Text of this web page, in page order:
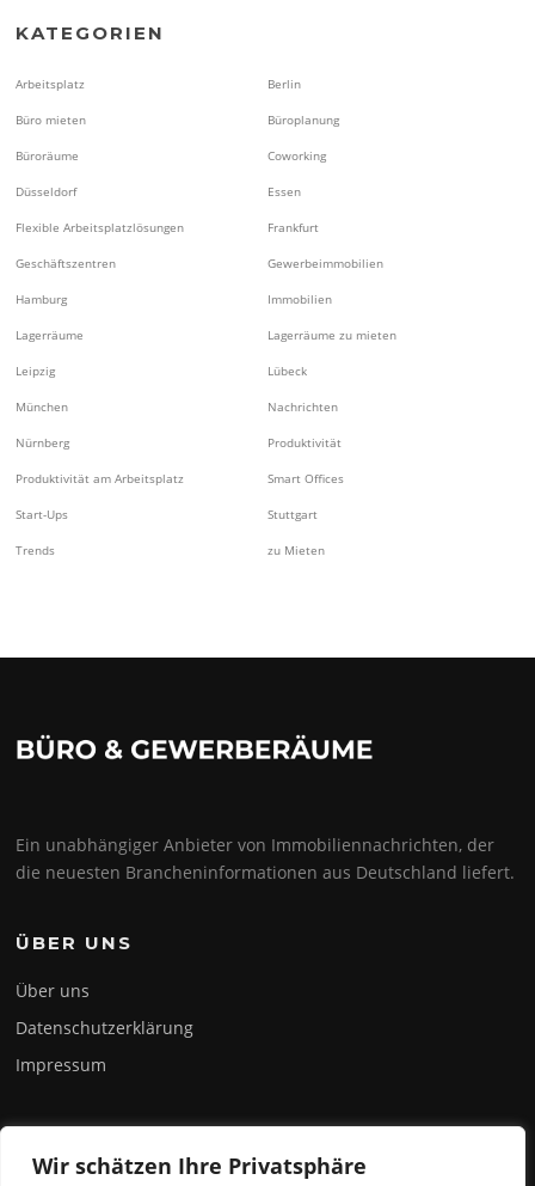
Wir schätzen Ihre Privatsphäre
KATEGORIEN
Arbeitsplatz Berlin
Büro mieten Büroplanung
Büroräume Coworking
Düsseldorf Essen
Flexible Arbeitsplatzlösungen Frankfurt
Geschäftszentren Gewerbeimmobilien
Hamburg Immobilien
Lagerräume Lagerräume zu mieten
Leipzig Lübeck
München Nachrichten
Nürnberg Produktivität
Produktivität am Arbeitsplatz Smart Offices
Start-Ups Stuttgart
Trends zu Mieten
Ein unabhängiger Anbieter von Immobiliennachrichten, der
die neuesten Brancheninformationen aus Deutschland liefert.
ÜBER UNS
Über uns
Datenschutzerklärung
Impressum